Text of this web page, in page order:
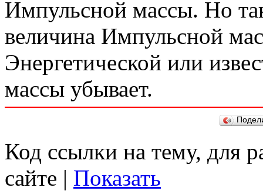
Импульсной массы. Но
величина Импульсной
Энергетической или
массы убывает.
Код ссылки на тему, для
сайте | Показать